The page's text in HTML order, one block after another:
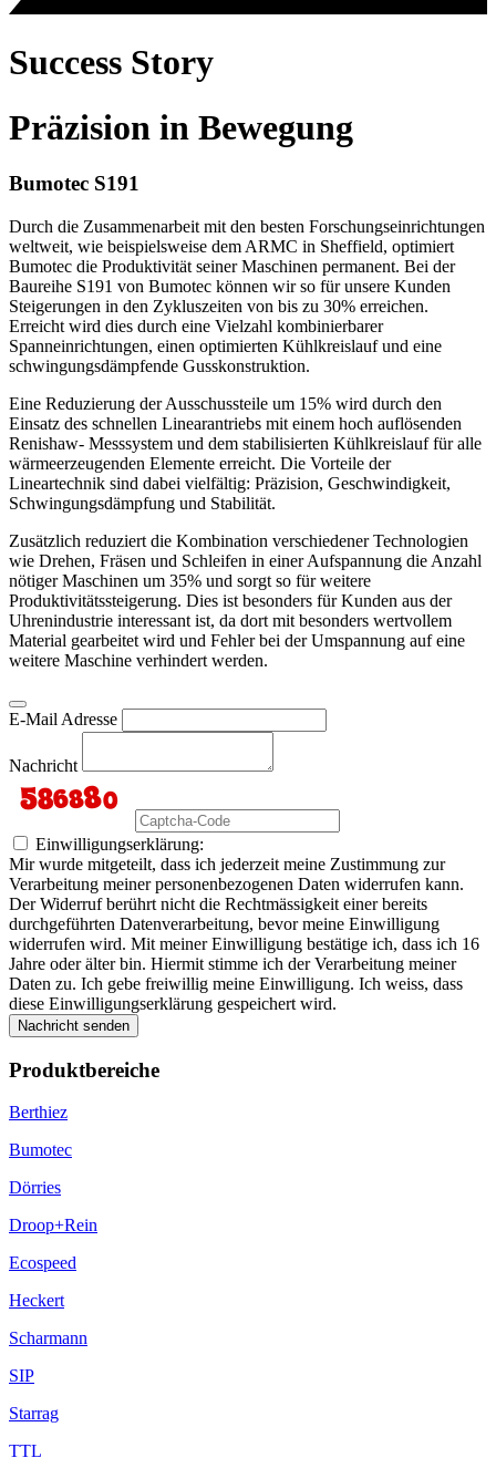
Success Story
Präzision in Bewegung
Bumotec S191
Durch die Zusammenarbeit mit den besten Forschungseinrichtungen
weltweit, wie beispielsweise dem ARMC in Sheffield, optimiert
Bumotec die Produktivität seiner Maschinen permanent. Bei der
Baureihe S191 von Bumotec können wir so für unsere Kunden
Steigerungen in den Zykluszeiten von bis zu 30% erreichen.
Erreicht wird dies durch eine Vielzahl kombinierbarer
Spanneinrichtungen, einen optimierten Kühlkreislauf und eine
schwingungsdämpfende Gusskonstruktion.
Eine Reduzierung der Ausschussteile um 15% wird durch den
Einsatz des schnellen Linearantriebs mit einem hoch auflösenden
Renishaw- Messsystem und dem stabilisierten Kühlkreislauf für alle
wärmeerzeugenden Elemente erreicht. Die Vorteile der
Lineartechnik sind dabei vielfältig: Präzision, Geschwindigkeit,
Schwingungsdämpfung und Stabilität.
Zusätzlich reduziert die Kombination verschiedener Technologien
wie Drehen, Fräsen und Schleifen in einer Aufspannung die Anzahl
nötiger Maschinen um 35% und sorgt so für weitere
Produktivitätssteigerung. Dies ist besonders für Kunden aus der
Uhrenindustrie interessant ist, da dort mit besonders wertvollem
Material gearbeitet wird und Fehler bei der Umspannung auf eine
weitere Maschine verhindert werden.
E-Mail Adresse
Nachricht
Einwilligungserklärung:
Mir wurde mitgeteilt, dass ich jederzeit meine Zustimmung zur
Verarbeitung meiner personenbezogenen Daten widerrufen kann.
Der Widerruf berührt nicht die Rechtmässigkeit einer bereits
durchgeführten Datenverarbeitung, bevor meine Einwilligung
widerrufen wird. Mit meiner Einwilligung bestätige ich, dass ich 16
Jahre oder älter bin. Hiermit stimme ich der Verarbeitung meiner
Daten zu. Ich gebe freiwillig meine Einwilligung. Ich weiss, dass
diese Einwilligungserklärung gespeichert wird.
Nachricht senden
Produktbereiche
Berthiez
Bumotec
Dörries
Droop+Rein
Ecospeed
Heckert
Scharmann
SIP
Starrag
TTL